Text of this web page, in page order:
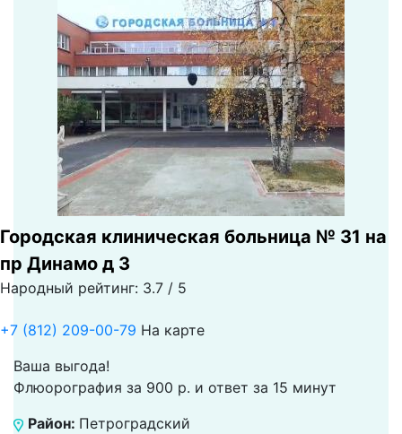
Городская клиническая больница № 31 на
пр Динамо д 3
Народный рейтинг: 3.7 / 5
+7 (812) 209-00-79 На карте
Ваша выгода!
Флюорография за 900 р. и ответ за 15 минут
Район: Петроградский